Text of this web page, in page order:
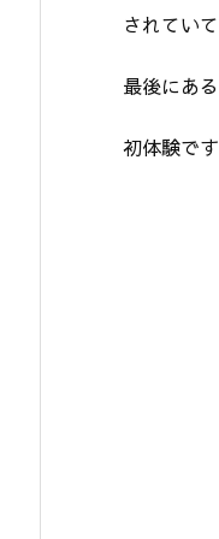
されてい
最後にあ
初体験で